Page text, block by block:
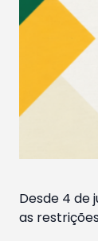
Desde 4 de
as